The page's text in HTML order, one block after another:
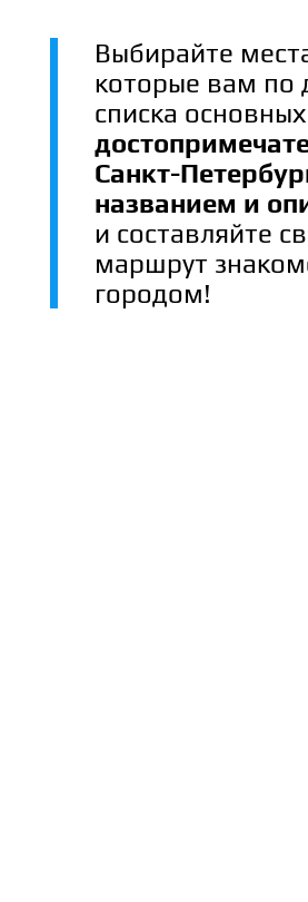
Выбирайте
которые вам по
списка основных
Санкт-
названием и
и составляйте
маршрут
городом!